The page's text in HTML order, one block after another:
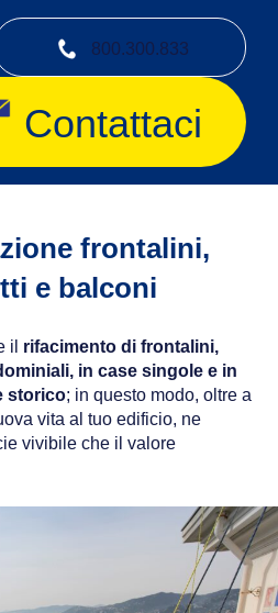
800.300.833
Contattaci
frontalini,
e balconi
il rifacimento di frontalini,
in case singole e in
storico; in questo modo, oltre a
vita al tuo edificio, ne
vivibile che il valore